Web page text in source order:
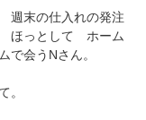
末の仕入れの発注
ほっとして ホーム
会うNさん。
。